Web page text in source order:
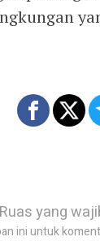
Ruas yang
ini untuk